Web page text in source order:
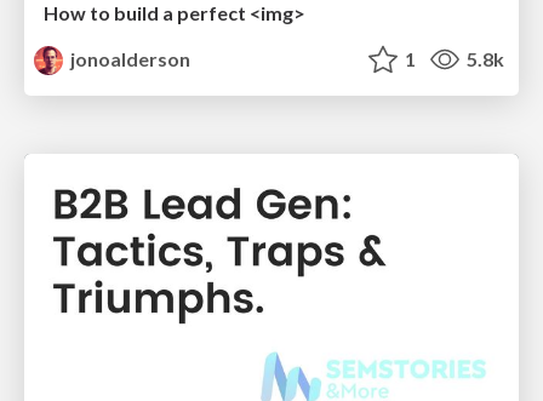
How to build a perfect <img>
jonoalderson
1 5.8k